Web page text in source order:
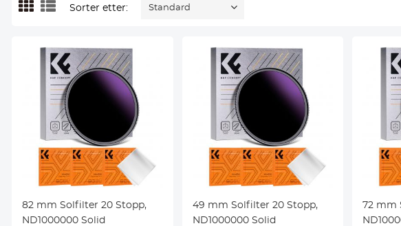
Sorter etter: Standard
82 mm Solfilter 20 Stopp,
ND1000000 Solid
49 mm Solfilter 20 Stopp,
ND1000000 Solid
72 mm